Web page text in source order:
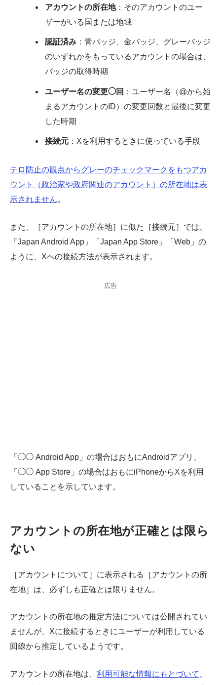
アカウントの所在地：そのアカウントのユー
ザーがいる国または地域
認証済み ：青バッジ、金バッジ、グレーバッジ
のいずれかをもっているアカウントの場合は、
バッジの取得時期
ユーザー名の変更◯回 ：ユーザー名（@から始
まるアカウントのID）の変更回数と最後に変更
した時期
接続元 ：Xを利用するときに使っている手段
テロ防止の観点からグレーのチェックマークをもつアカ
ウント（政治家や政府関連のアカウント）の所在地は表
示されません。
また、［アカウントの所在地］に似た［接続元］では、
「Japan Android App」「Japan App Store」「Web」の
ように、Xへの接続方法が表示されます。
広告
「◯◯ Android App」の場合はおもにAndroidアプリ、
「◯◯ App Store」の場合はおもにiPhoneからXを利用
していることを示しています。
アカウントの所在地が正確とは限ら
ない
［アカウントについて］に表示される［アカウントの所
在地］は、必ずしも正確とは限りません。
アカウントの所在地の推定方法については公開されてい
ませんが、Xに接続するときにユーザーが利用している
回線から推定しているようです。
アカウントの所在地は、 利用可能な情報にもとづいて